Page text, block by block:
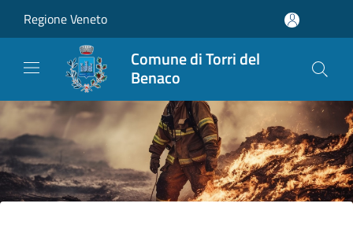
Regione Veneto
Comune di Torri del
Benaco